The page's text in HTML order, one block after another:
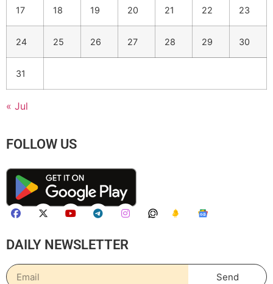
17 18 19 20 21 22 23
24 25 26 27 28 29 30
31
« Jul
FOLLOW US
DAILY NEWSLETTER
Send